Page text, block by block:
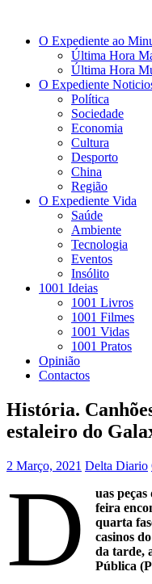
O Expediente ao
Última Hora
Última Hora
O Expediente
Política
Sociedade
Economia
Cultura
Desporto
China
Região
O Expediente Vida
Saúde
Ambiente
Tecnologia
Eventos
Insólito
1001 Ideias
1001 Livros
1001 Filmes
1001 Vidas
1001 Pratos
Opinião
Contactos
História.
estaleiro do
2 Março, 2021 Delta Diario
D
uas
feira
quarta
casinos
da tarde,
Pública